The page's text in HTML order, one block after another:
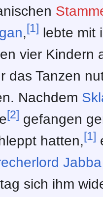
,[1] lebte mit
vier Kindern
das Tanzen
Nachdem
[2] gefangen
hatten,[1]
sich ihm